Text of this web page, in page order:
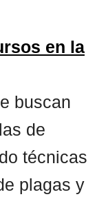
en la
buscan
de
técnicas
plagas y